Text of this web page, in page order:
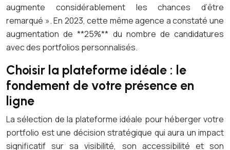
augmente considérablement les chances d’être
remarqué ». En 2023, cette même agence a constaté une
augmentation de **25%** du nombre de candidatures
avec des portfolios personnalisés.
Choisir la plateforme idéale : le
fondement de votre présence en
ligne
La sélection de la plateforme idéale pour héberger votre
portfolio est une décision stratégique qui aura un impact
significatif sur sa visibilité, son accessibilité et son